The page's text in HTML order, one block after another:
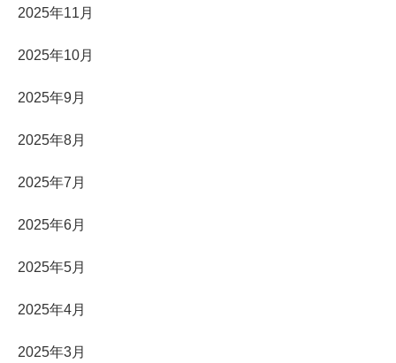
2025年11月
2025年10月
2025年9月
2025年8月
2025年7月
2025年6月
2025年5月
2025年4月
2025年3月